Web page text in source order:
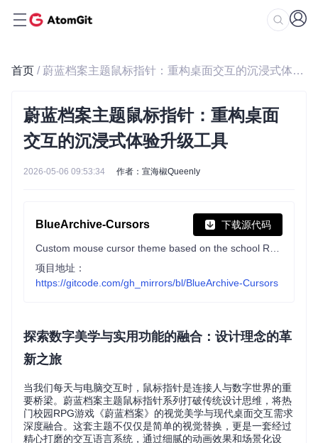
首页 / 蔚蓝档案主题鼠标指针：重构桌面交互的沉浸式体验升级工具
蔚蓝档案主题鼠标指针：重构桌面
交互的沉浸式体验升级工具
2026-05-06 09:53:34 作者：宣海椒Queenly
BlueArchive-Cursors 下载源代码
项目地址：
https://gitcode.com/gh_mirrors/bl/BlueArchive-Cursors
探索数字美学与实用功能的融合：设计理念的革
新之旅
当我们每天与电脑交互时，鼠标指针是连接人与数字世界的重
要桥梁。蔚蓝档案主题鼠标指针系列打破传统设计思维，将热
门校园RPG游戏《蔚蓝档案》的视觉美学与现代桌面交互需求
深度融合。这套主题不仅仅是简单的视觉替换，更是一套经过
精心打磨的交互语言系统，通过细腻的动画效果和场景化设